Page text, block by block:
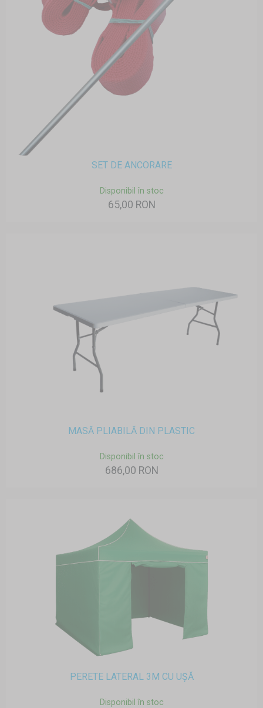
SET DE ANCORARE
Disponibil în stoc
65,00 RON
MASĂ PLIABILĂ DIN PLASTIC
Disponibil în stoc
686,00 RON
PERETE LATERAL 3M CU UȘĂ
Disponibil în stoc